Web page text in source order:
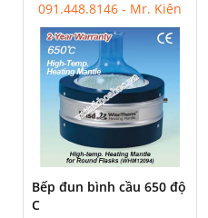
091.448.8146 - Mr. Kiên
Bếp đun bình cầu 650 độ
C